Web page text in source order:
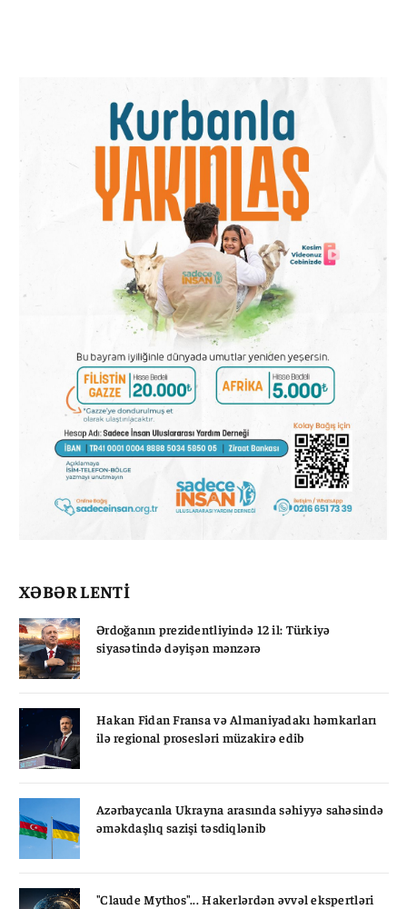
XƏBƏR LENTİ
Ərdoğanın prezidentliyində 12 il: Türkiyə
siyasətində dəyişən mənzərə
Hakan Fidan Fransa və Almaniyadakı həmkarları
ilə regional prosesləri müzakirə edib
Azərbaycanla Ukrayna arasında səhiyyə sahəsində
əməkdaşlıq sazişi təsdiqlənib
"Claude Mythos"... Hakerlərdən əvvəl ekspertləri